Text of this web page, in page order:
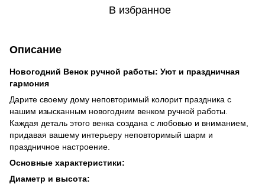
В избранное
Описание
Новогодний Венок ручной работы: Уют и праздничная
гармония
Дарите своему дому неповторимый колорит праздника с
нашим изысканным новогодним венком ручной работы.
Каждая деталь этого венка создана с любовью и вниманием,
придавая вашему интерьеру неповторимый шарм и
праздничное настроение.
Основные характеристики:
Диаметр и высота: